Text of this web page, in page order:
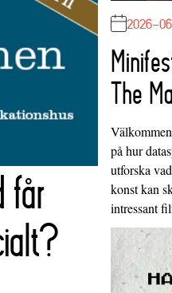
får
2026-
The
på hur
utforska
konst kan
intressant